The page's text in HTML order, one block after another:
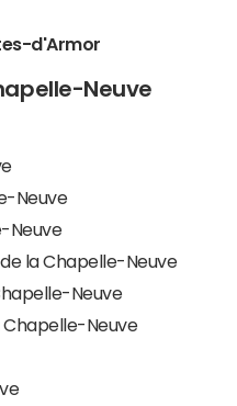
d'Armor
Neuve
Neuve
Neuve
la Chapelle-Neuve
Neuve
Chapelle-Neuve